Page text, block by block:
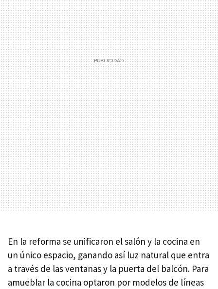
En la reforma se unificaron el salón y la cocina en
un único espacio, ganando así luz natural que entra
a través de las ventanas y la puerta del balcón. Para
amueblar la cocina optaron por modelos de líneas